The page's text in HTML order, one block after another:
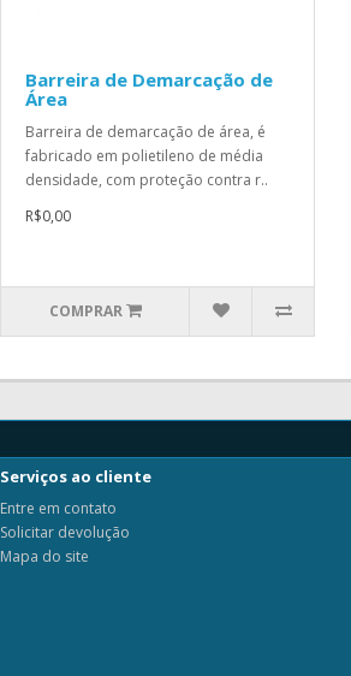
Barreira de Demarcação de
Área
Barreira de demarcação de área, é
fabricado em polietileno de média
densidade, com proteção contra r..
R$0,00
COMPRAR
Serviços ao cliente
Entre em contato
Solicitar devolução
Mapa do site